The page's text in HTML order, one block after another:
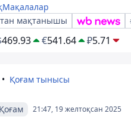
Мақалалар
мақтанышы
469.93 €541.64 ₽5.71
Қоғам тынысы
21:47, 19 желтоқсан 2025
Қоғам